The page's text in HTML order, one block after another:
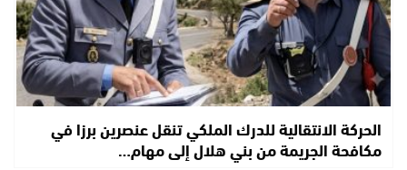
الحركة الانتقالية للدرك الملكي تنقل عنصرين برزا في
مكافحة الجريمة من بني هلال إلى مهام…